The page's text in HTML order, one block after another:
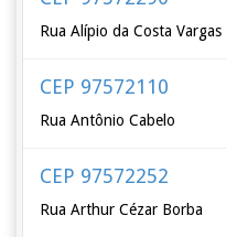
Rua Alípio da Costa Vargas
CEP 97572110
Rua Antônio Cabelo
CEP 97572252
Rua Arthur Cézar Borba